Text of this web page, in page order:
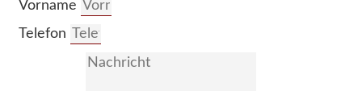
Vorname
Telefon